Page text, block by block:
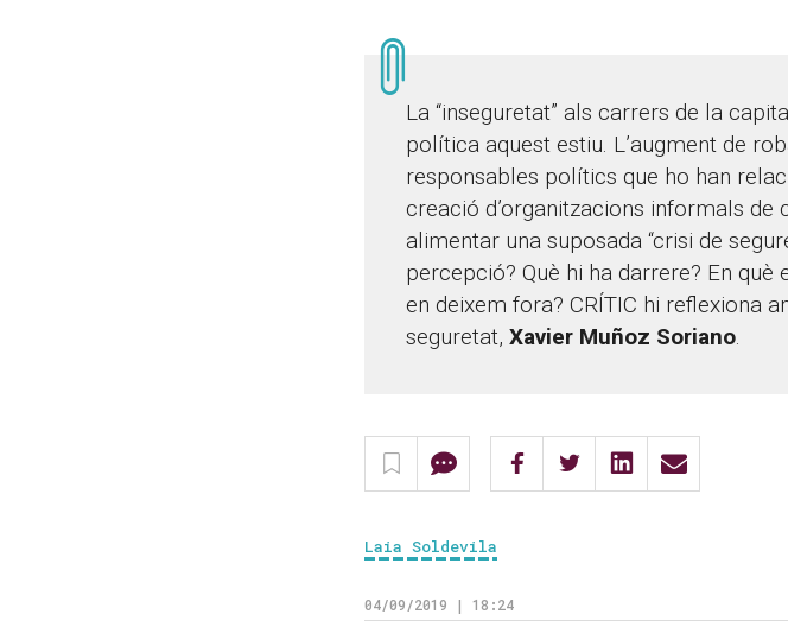
La “inseguretat” als carrers de la
política aquest estiu. L’augment de
responsables polítics que ho han
creació d’organitzacions informals
alimentar una suposada “crisi de
percepció? Què hi ha darrere? En
en deixem fora? CRÍTIC hi reflexiona
seguretat, Xavier Muñoz Soriano.
Laia Soldevila
04/09/2019 | 18:24